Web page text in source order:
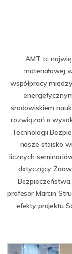
AMT to
materiałowej
współpracy
środowiskiem
rozwiązań o
Technologii
nasze stoisko
licznych
dotyczący
profesor Marcin
efekty projektu